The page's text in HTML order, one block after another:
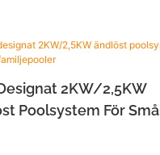
2KW/2,5KW
Poolsystem För Små